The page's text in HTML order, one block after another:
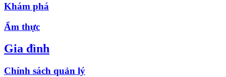
Khám phá
Ẩm thực
Gia đình
Chính sách quản lý